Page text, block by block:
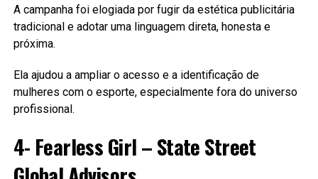
A campanha foi elogiada por fugir da estética publicitária
tradicional e adotar uma linguagem direta, honesta e
próxima.
Ela ajudou a ampliar o acesso e a identificação de
mulheres com o esporte, especialmente fora do universo
profissional.
4- Fearless Girl – State Street